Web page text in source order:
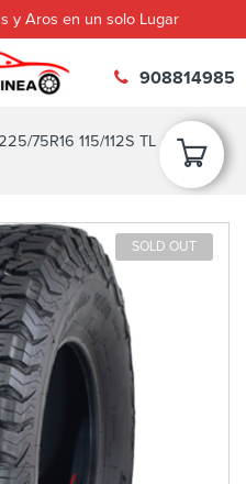
y Aros en un solo Lugar
908814985
75R16 115/112S TL ALL-
SOLD OUT